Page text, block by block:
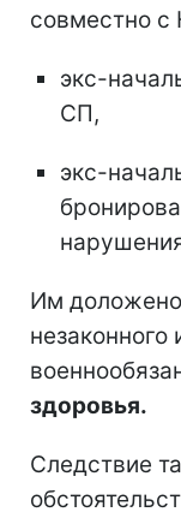
совместно с
экс-
СП,
экс-
Им доложено
незаконного
здоровья.
Следствие